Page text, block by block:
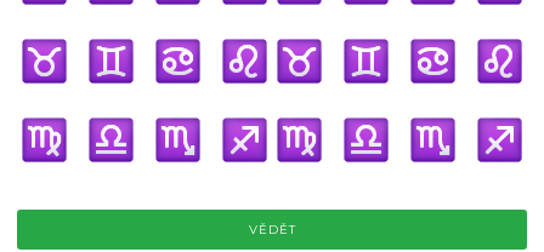
VĚDĚT